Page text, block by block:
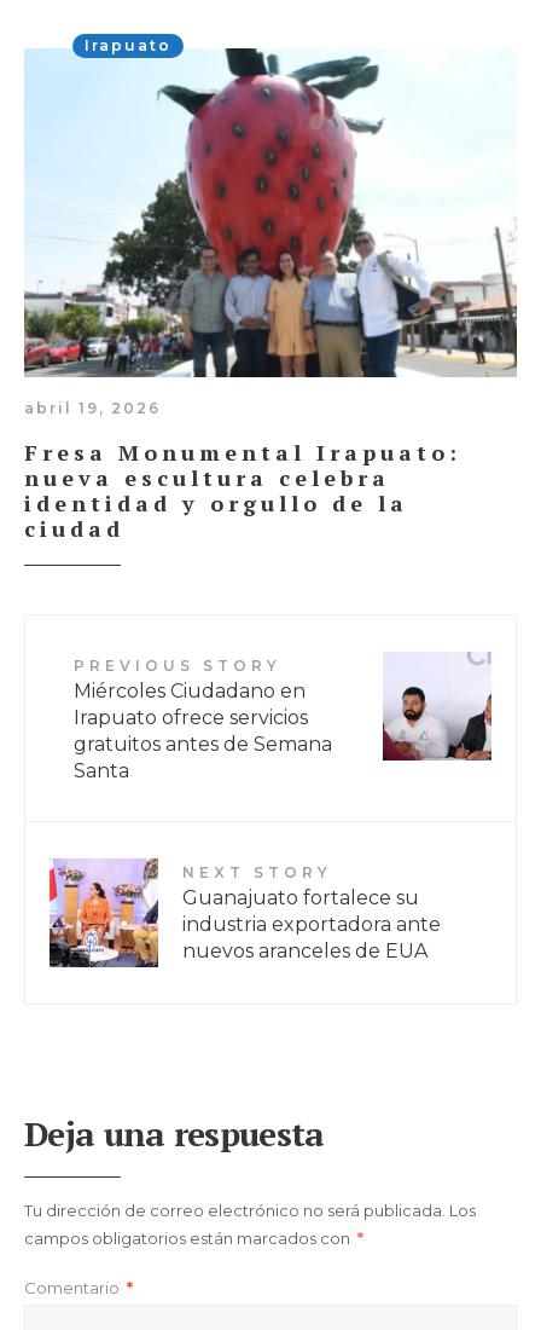
Irapuato
abril 19, 2026
Fresa Monumental Irapuato:
nueva escultura celebra
identidad y orgullo de la
ciudad
PREVIOUS STORY
Miércoles Ciudadano en
Irapuato ofrece servicios
gratuitos antes de Semana
Santa
NEXT STORY
Guanajuato fortalece su
industria exportadora ante
nuevos aranceles de EUA
Deja una respuesta
Tu dirección de correo electrónico no será publicada. Los
campos obligatorios están marcados con *
Comentario *